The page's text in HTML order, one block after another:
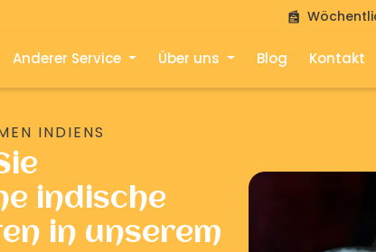
Anderer Service Über uns Blog Kontakt
INDIENS
indische
in unserem